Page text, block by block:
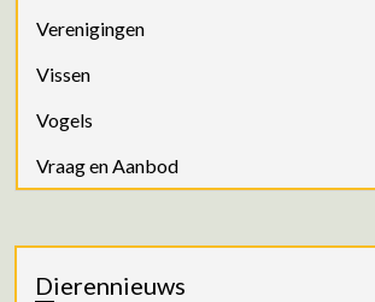
Verenigingen
Vissen
Vogels
Vraag en Aanbod
Dierennieuws